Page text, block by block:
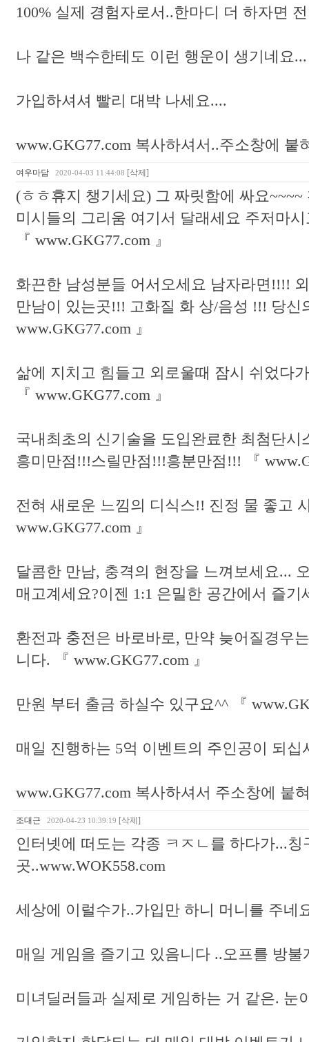
100% 실제 경험자로서..한마디 더 하자면
나 같은 백수한테도 이런 행운이 생기네요
가입하셔셔 빨리 대박 나세요....
www.GKG77.com 복사하셔서..주소창에 붙
여우마담 2020-04-03 11:44:08 [삭제]
(ㅎㅎ휴지 챙기세요) 그 짜릿함에 싸요
미시들의 그리움 여기서 달래세요 주저마
『 www.GKG77.com 』
화끈한 남성분들 어서오세요 남자라면!!!!
만남이 있는곳!!! 고화질 화 상/음성 !!! 당
www.GKG77.com 』
삶에 지치고 힘들고 외로울때 잠시 쉬었다
『 www.GKG77.com 』
국내최초의 신기술을 도입완료한 최첨단
흥미만점!!!스릴만점!!!흥분만점!!! 『
전혀 새로운 느낌의 디식스!! 진정 물 좋고
www.GKG77.com 』
달콤한 만남, 충격의 현장을 느껴보세요...
매고계세요?이젠 1:1 은밀한 공간에서 즐기
환전과 충전은 바로바로, 만약 늦어질경우
니다. 『 www.GKG77.com 』
만원 부터 출금 하실수 있구요^^ 『
매일 진행하는 5억 이벤트의 주인공이 되십
www.GKG77.com 복사하셔서 주소창에 붙
조대근 2020-04-23 10:39:19 [삭제]
인터넷에 떠도는 각종 ㅋㅈㄴ를 하다가...
곳..www.WOK558.com
세상에 이럴수가..가입만 하니 머니를 주네
매일 게임을 즐기고 있음니다 ..오프를 방
미녀딜러들과 실제로 게임하는 거 같은. 눈